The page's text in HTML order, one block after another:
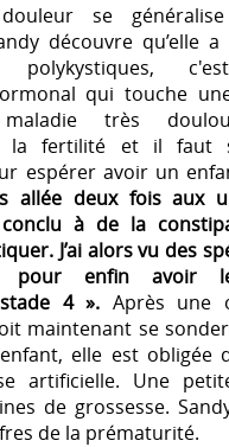
se
découvre qu’elle
qui touche
très
la fertilité et il faut
espérer avoir un
allée deux fois aux
à de la
J’ai alors vu des
pour enfin avoir
4 ». Après une
maintenant se
elle est obligée
artificielle. Une
de grossesse.
de la prématurité.